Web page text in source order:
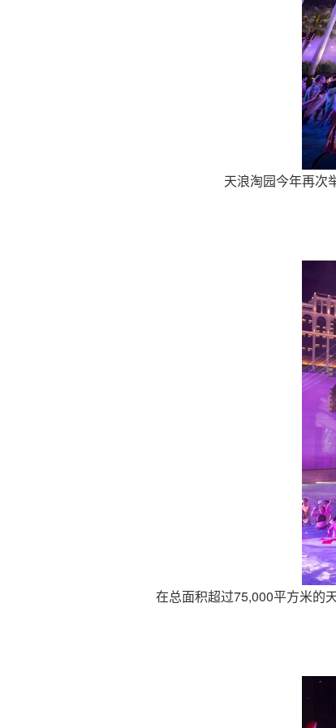
天浪淘园今年再次
在总面积超过75,000平方米的